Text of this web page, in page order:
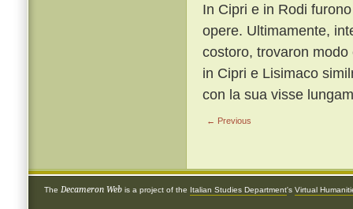
In Cipri e in Rodi
opere. Ultimamente,
costoro, trovaron
in Cipri e Lisimaco
con la sua visse
← Previous
The Decameron Web is a project of the Italian Studies Department's Virtual